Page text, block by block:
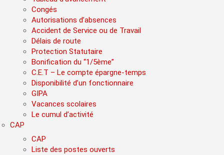
Congés
Autorisations d’absences
Accident de Service ou de Travail
Délais de route
Protection Statutaire
Bonification du “1/5ème”
C.E.T – Le compte épargne-temps
Disponibilité d’un fonctionnaire
GIPA
Vacances scolaires
Le cumul d’activité
CAP
CAP
Liste des postes ouverts